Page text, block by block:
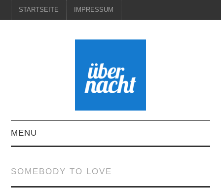
STARTSEITE IMPRESSUM
MENU
SOMEBODY TO LOVE